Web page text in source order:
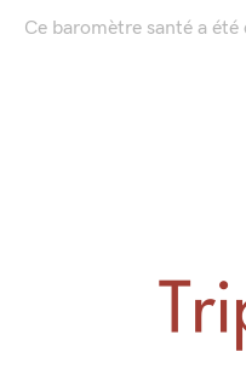
Ce baromètre santé a